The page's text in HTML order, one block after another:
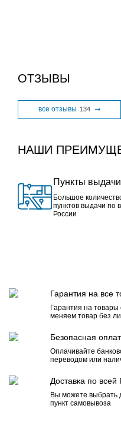
ОТЗЫВЫ
все отзывы 134
НАШИ
Пункты выдачи
Большое
пунктов выдачи по
России
Гарантия на все
Гарантия на товары
меняем товар без
Безопасная
Оплачивайте
переводом или
Доставка по всей
Вы можете выбрать
пункт самовывоза